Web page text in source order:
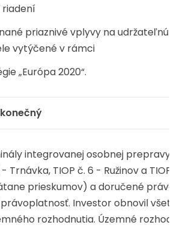
priaznivé vplyvy na
vytýčené v rámci
„Európa 2020“.
integrovanej osobnej prepravy
Trnávka, TIOP č. 6 - Ružinov a
prieskumov) a doručené
Investor obnovil
rozhodnutia. Územné